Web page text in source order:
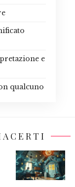
e
qualcuno